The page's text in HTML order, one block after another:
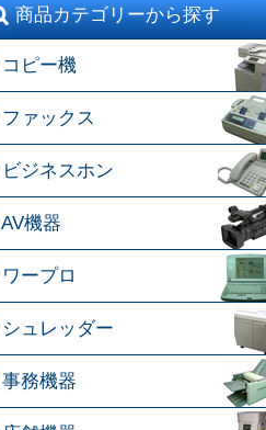
商品カテゴリーから探す
コピー機
ファックス
ビジネスホン
AV機器
ワープロ
シュレッダー
事務機器